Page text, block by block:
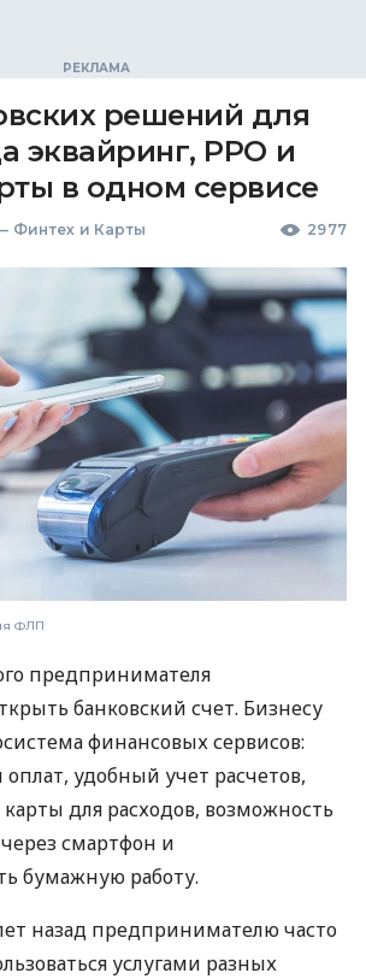
решений для
эквайринг, РРО и
в одном сервисе
Финтех и Карты 2977
ФЛП
предпринимателя
банковский счет. Бизнесу
финансовых сервисов:
удобный учет расчетов,
для расходов, возможность
смартфон и
бумажную работу.
назад предпринимателю часто
услугами разных